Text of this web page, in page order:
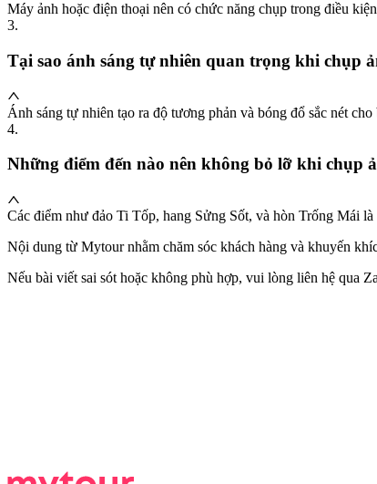
Máy ảnh hoặc điện thoại nên có chức năng chụp trong điều
3.
Tại sao ánh sáng tự nhiên quan trọng khi chụp
Ánh sáng tự nhiên tạo ra độ tương phản và bóng đổ sắc nét
4.
Những điểm đến nào nên không bỏ lỡ khi chụp
Các điểm như đảo Ti Tốp, hang Sửng Sốt, và hòn Trống Mái
Nội dung từ Mytour nhằm chăm sóc khách hàng và khuyến
Nếu bài viết sai sót hoặc không phù hợp, vui lòng liên hệ qua